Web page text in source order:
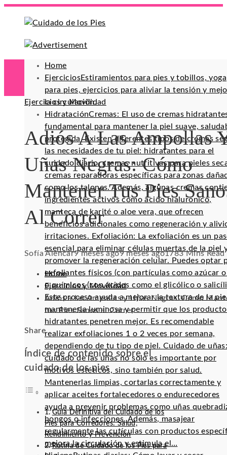
Home
EjerciciosEstiramientos para pies y tobillos, yoga
para pies, ejercicios para aliviar la tensión y
la circulación.
HidrataciónCremas: El uso de cremas
fundamental para mantener la piel suave,
protegida. Existen diferentes tipos de cremas
las necesidades de tu piel: hidratantes para el
cuidado diario, cremas nutritivas para pieles
cremas reparadoras específicas para zonas
como los talones. Además, algunas cremas
ingredientes activos como ácido hialurónico,
manteca de karité o aloe vera, que ofrecen
beneficios adicionales como regeneración y
irritaciones. Exfoliación: La exfoliación es un
esencial para eliminar células muertas de la piel
promover la regeneración celular. Puedes optar
exfoliantes físicos (con partículas como azúcar o
o químicos (con ácidos como el glicólico o
Este proceso ayuda a mejorar la textura de la
mantenerla luminosa y permitir que los
hidratantes penetren mejor. Es recomendable
realizar exfoliaciones 1 o 2 veces por semana,
dependiendo de tu tipo de piel. Cuidado de
cuidado de las uñas no solo es importante por
motivos estéticos, sino también por salud.
Mantenerlas limpias, cortarlas correctamente y
aplicar aceites fortalecedores o endurecedores
ayuda a prevenir problemas como uñas
hongos o infecciones. Además, masajear
regularmente las cutículas con productos
mejora la circulación y estimula el…
Ejercicios y Movilidad
Adiós A Las Ampollas
Uñas Negras: Cómo
Mantener Tus Pies
Al Correr
Sofía Alencar9 meses ago9 meses ago1783 Mins Read
Home
Ejercicios y Movilidad
Adiós a las Ampollas y Uñas Negras: Cómo
tus Pies Sanos al Correr
Facebook
Twitter
LinkedIn
Pinterest
Stumbleupon
Email
Share
Índice de contenido sobre el
cuidado de los pies
Guía Definitiva del Cuidado de los
Pies para Corredores: Salud,
Rendimiento y Prevención
Rutina de Cuidado de los Pies para